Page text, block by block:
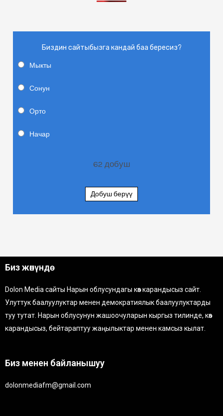
Биздин сайтыбызга кандай баа бересиз?
Мыкты
Сонун
Орто
Начар
62 добуш
Добуш берүү
Биз жөнүндө
Dolon Media сайты Нарын облусундагы көз карандысыз сайт.
Улуттук баалуулуктар менен демократиялык баалуулуктарды
туу тутат. Нарын облусунун жашоочуларын кыргыз тилинде, көз
карандысыз, бейтараптуу жаңылыктар менен камсыз кылат.
Биз менен байланышуу
dolonmediafm@gmail.com